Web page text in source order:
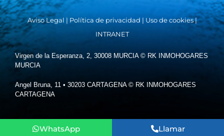
Aviso Legal | Política de privacidad | Uso de cookies|
INTRANET
Virgen de la Esperanza, 2, 30008 MURCIA © RK INMOHOGARES
MURCIA
Angel Bruna, 11 • 30203 CARTAGENA © RK INMOHOGARES
CARTAGENA
WhatsApp Llamar